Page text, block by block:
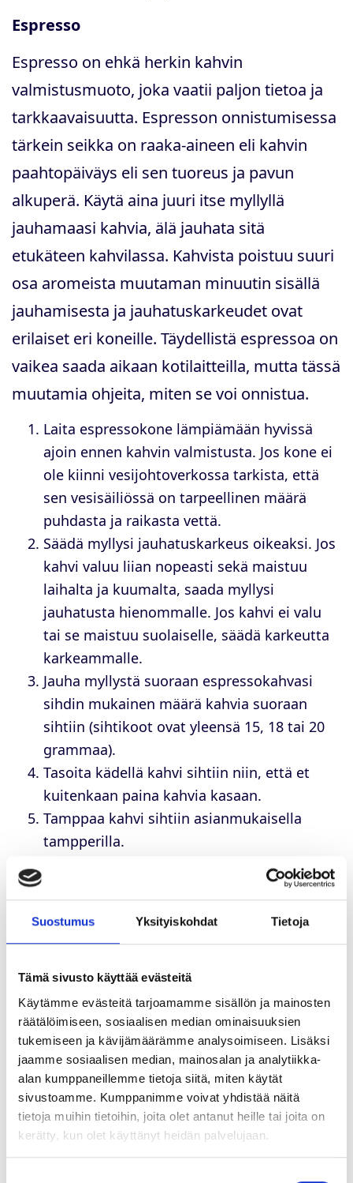
Suostumus Yksityiskohdat Tietoja
Tämä sivusto käyttää evästeitä
Käytämme evästeitä tarjoamamme sisällön ja mainosten
räätälöimiseen, sosiaalisen median ominaisuuksien
tukemiseen ja kävijämäärämme analysoimiseen. Lisäksi
jaamme sosiaalisen median, mainosalan ja analytiikka-
alan kumppaneillemme tietoja siitä, miten käytät
sivustoamme. Kumppanimme voivat yhdistää näitä
tietoja muihin tietoihin, joita olet antanut heille tai joita on
kerätty, kun olet käyttänyt heidän palvelujaan.
Espresso
Espresso on ehkä herkin kahvin
valmistusmuoto, joka vaatii paljon tietoa ja
tarkkaavaisuutta. Espresson onnistumisessa
tärkein seikka on raaka-aineen eli kahvin
paahtopäiväys eli sen tuoreus ja pavun
alkuperä. Käytä aina juuri itse myllyllä
jauhamaasi kahvia, älä jauhata sitä
etukäteen kahvilassa. Kahvista poistuu suuri
osa aromeista muutaman minuutin sisällä
jauhamisesta ja jauhatuskarkeudet ovat
erilaiset eri koneille. Täydellistä espressoa on
vaikea saada aikaan kotilaitteilla, mutta tässä
muutamia ohjeita, miten se voi onnistua.
Laita espressokone lämpiämään hyvissä
ajoin ennen kahvin valmistusta. Jos kone ei
ole kiinni vesijohtoverkossa tarkista, että
sen vesisäiliössä on tarpeellinen määrä
puhdasta ja raikasta vettä.
Säädä myllysi jauhatuskarkeus oikeaksi. Jos
kahvi valuu liian nopeasti sekä maistuu
laihalta ja kuumalta, saada myllysi
jauhatusta hienommalle. Jos kahvi ei valu
tai se maistuu suolaiselle, säädä karkeutta
karkeammalle.
Jauha myllystä suoraan espressokahvasi
sihdin mukainen määrä kahvia suoraan
sihtiin (sihtikoot ovat yleensä 15, 18 tai 20
grammaa).
Tasoita kädellä kahvi sihtiin niin, että et
kuitenkaan paina kahvia kasaan.
Tamppaa kahvi sihtiin asianmukaisella
tampperilla.
Valuta espressokoneesta kuumaa vettä
gruppoon ja laita kahvi valumaan.
grammaa kupissa. Tämän määrän pitäisi
useimmiten valua kuppiin noin 20-35
sekunnin aikana.
Maista espressoa. Jos se maistuu mielestäsi
jollain tavalla huonolta, säädä myllysi
jauhatusta sen mukaan ja tee itsellesi uusi
kahvi.Nauti!